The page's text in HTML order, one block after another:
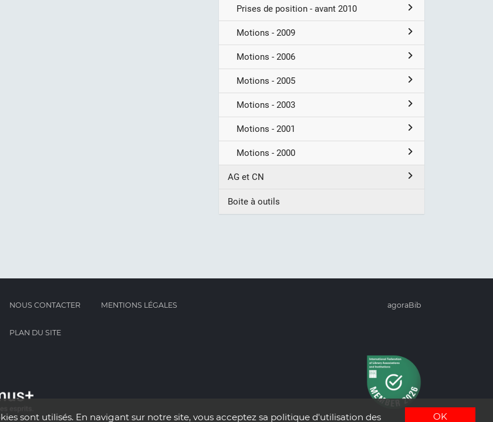
OK
sont utilisés. En navigant sur notre site, vous acceptez sa politique d'utilisation des
Prises de position - avant 2010
Motions - 2009
Motions - 2006
Motions - 2005
Motions - 2003
Motions - 2001
Motions - 2000
AG et CN
Boite à outils
NOUS CONTACTER MENTIONS LÉGALES
PLAN DU SITE
agoraBib